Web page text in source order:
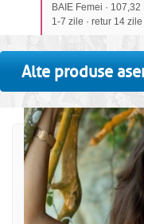
BAIE Femei · 107,32
1-7 zile · retur 14 zile
Alte produse